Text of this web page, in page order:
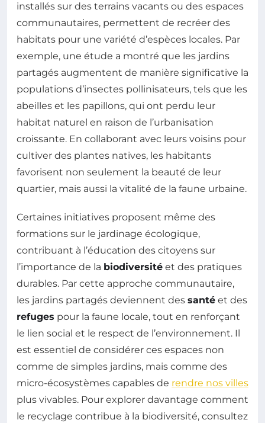
installés sur des terrains vacants ou des espaces
communautaires, permettent de recréer des
habitats pour une variété d’espèces locales. Par
exemple, une étude a montré que les jardins
partagés augmentent de manière significative la
populations d’insectes pollinisateurs, tels que les
abeilles et les papillons, qui ont perdu leur
habitat naturel en raison de l’urbanisation
croissante. En collaborant avec leurs voisins pour
cultiver des plantes natives, les habitants
favorisent non seulement la beauté de leur
quartier, mais aussi la vitalité de la faune urbaine.
Certaines initiatives proposent même des
formations sur le jardinage écologique,
contribuant à l’éducation des citoyens sur
l’importance de la biodiversité et des pratiques
durables. Par cette approche communautaire,
les jardins partagés deviennent des santé et des
refuges pour la faune locale, tout en renforçant
le lien social et le respect de l’environnement. Il
est essentiel de considérer ces espaces non
comme de simples jardins, mais comme des
micro-écosystèmes capables de rendre nos villes
plus vivables. Pour explorer davantage comment
le recyclage contribue à la biodiversité, consultez